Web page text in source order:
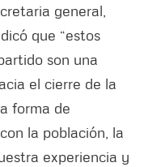
general,
que “estos
son una
el cierre de la
forma de
la población, la
experiencia y